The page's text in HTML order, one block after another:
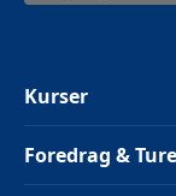
Kurser
Foredrag & Ture